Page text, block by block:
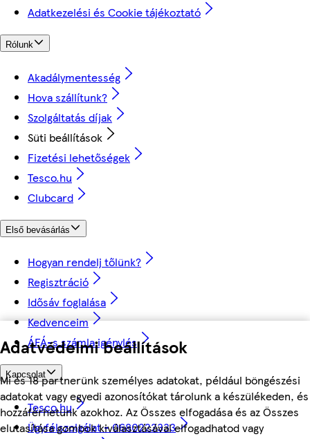
Adatvédelmi beállítások
Mi és 18 partnerünk személyes adatokat, például böngészési
adatokat vagy egyedi azonosítókat tárolunk a készülékeden, és
hozzáférhetünk azokhoz. Az Összes elfogadása és az Összes
elutasítása gombok kiválasztásával elfogadhatod vagy
Adatkezelési és Cookie tájékoztató
Rólunk
Akadálymentesség
Hova szállítunk?
Szolgáltatás díjak
Süti beállítások
Fizetési lehetőségek
Tesco.hu
Clubcard
Első bevásárlás
Hogyan rendelj tőlünk?
Regisztráció
Idősáv foglalása
Kedvenceim
ÁFÁ-s számla igénylés
Kapcsolat
Tesco.hu
Ügyfélszolgálat - 0680222333